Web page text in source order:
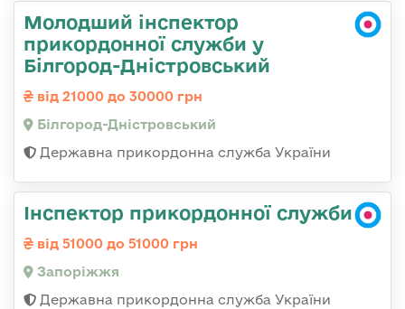
Молодший інспектор
прикордонної служби у
Білгород-Дністровський
від 21000 до 30000 грн
Білгород-Дністровський
Державна прикордонна служба України
Інспектор прикордонної служби
від 51000 до 51000 грн
Запоріжжя
Державна прикордонна служба України